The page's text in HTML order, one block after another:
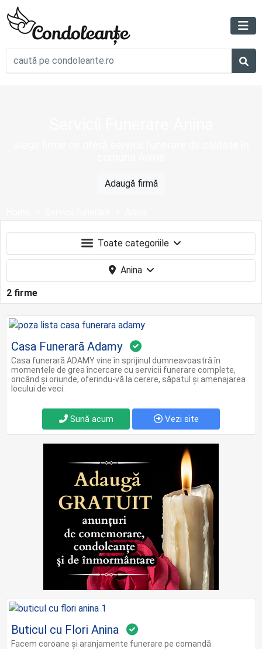
Adaugă firmă
2 firme
Casa Funerară Adamy
Casa funerară ADAMY vine în sprijinul dumneavoastră în
momentele de grea încercare cu servicii funerare complete,
oricând și oriunde, oferindu-vă la cerere, săpatul și amenajarea
locului de veci.
Sună acum Vezi site
Buticul cu Flori Anina
Facem coroane și aranjamente funerare pe comandă